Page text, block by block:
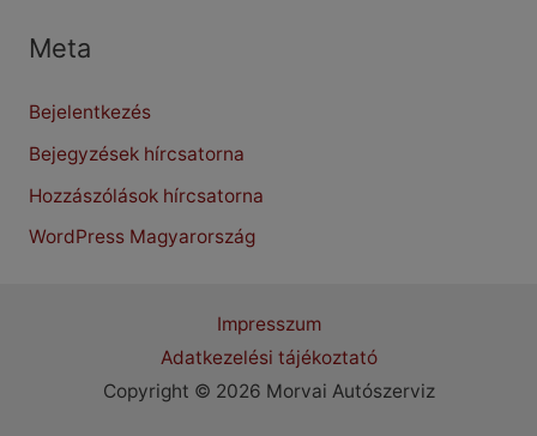
Meta
Bejelentkezés
Bejegyzések hírcsatorna
Hozzászólások hírcsatorna
WordPress Magyarország
Impresszum
Adatkezelési tájékoztató
Copyright © 2026 Morvai Autószerviz